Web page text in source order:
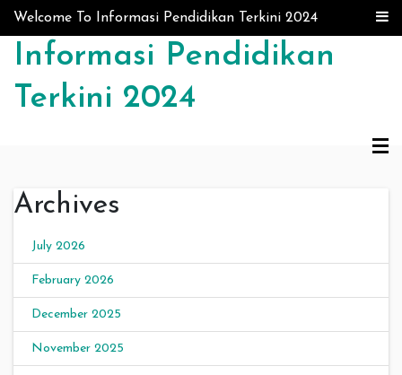
Skip to content
Welcome To Informasi Pendidikan Terkini 2024
Informasi Pendidikan
Terkini 2024
Archives
July 2026
February 2026
December 2025
November 2025